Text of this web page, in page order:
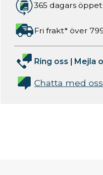
365 dagars
Fri frakt* över
Ring oss | Mejla
Chatta med oss